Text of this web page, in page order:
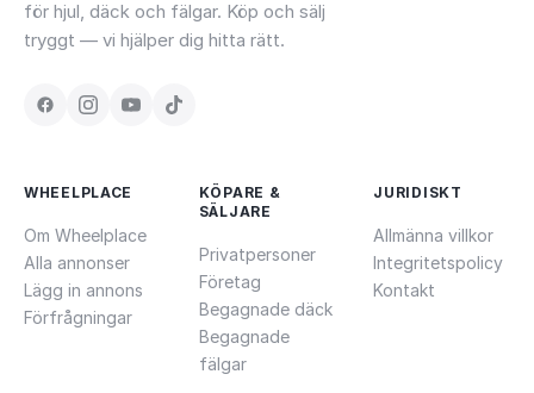
för hjul, däck och fälgar. Köp och sälj
tryggt — vi hjälper dig hitta rätt.
WHEELPLACE
Om Wheelplace
Alla annonser
Lägg in annons
Förfrågningar
KÖPARE &
SÄLJARE
Privatpersoner
Företag
Begagnade däck
Begagnade
fälgar
JURIDISKT
Allmänna villkor
Integritetspolicy
Kontakt